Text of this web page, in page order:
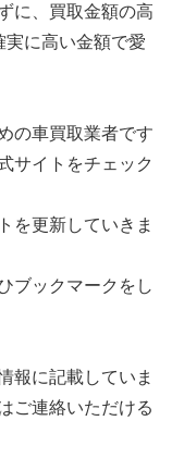
に、買取金額の高
実に高い金額で愛
の車買取業者です
サイトをチェック
を更新していきま
ブックマークをし
報に記載していま
ご連絡いただける